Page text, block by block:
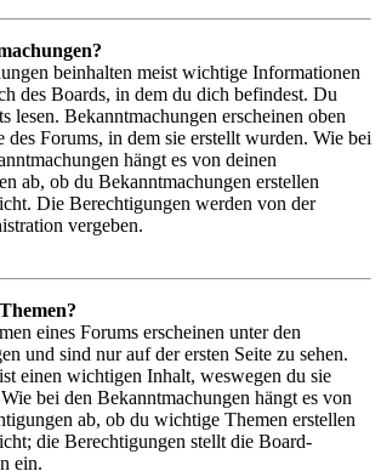
beinhalten meist wichtige Informationen
des Boards, in dem du dich befindest. Du
lesen. Bekanntmachungen erscheinen oben
des Forums, in dem sie erstellt wurden. Wie bei
hängt es von deinen
ab, ob du Bekanntmachungen erstellen
Die Berechtigungen werden von der
vergeben.
eines Forums erscheinen unter den
und sind nur auf der ersten Seite zu sehen.
einen wichtigen Inhalt, weswegen du sie
bei den Bekanntmachungen hängt es von
ab, ob du wichtige Themen erstellen
die Berechtigungen stellt die Board-
ein.